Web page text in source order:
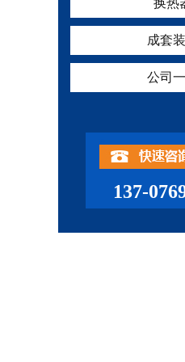
换热
成套
公司
137-